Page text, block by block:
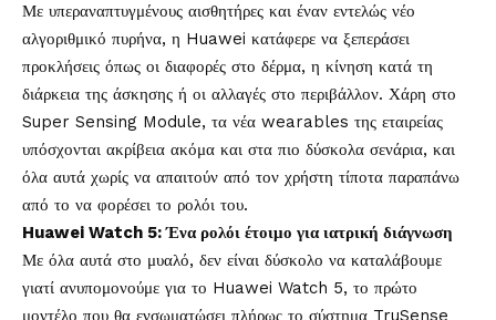
Με υπεραναπτυγμένους αισθητήρες και έναν εντελώς νέο
αλγοριθμικό πυρήνα, η Huawei κατάφερε να ξεπεράσει
προκλήσεις όπως οι διαφορές στο δέρμα, η κίνηση κατά τη
διάρκεια της άσκησης ή οι αλλαγές στο περιβάλλον. Χάρη στο
Super Sensing Module, τα νέα wearables της εταιρείας
υπόσχονται ακρίβεια ακόμα και στα πιο δύσκολα σενάρια, και
όλα αυτά χωρίς να απαιτούν από τον χρήστη τίποτα παραπάνω
από το να φορέσει το ρολόι του.
Huawei Watch 5: Ένα ρολόι έτοιμο για ιατρική διάγνωση
Με όλα αυτά στο μυαλό, δεν είναι δύσκολο να καταλάβουμε
γιατί ανυπομονούμε για το Huawei Watch 5, το πρώτο